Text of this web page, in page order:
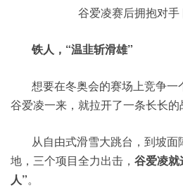
谷爱凌赛后拥抱对
铁人，“温韭斩滑雄”
想要在冬奥会的赛场上竞争一
谷爱凌一来，就拉开了一条长长的
从自由式滑雪大跳台，到坡
地，三个项目全力出击， 谷爱凌就
人”。